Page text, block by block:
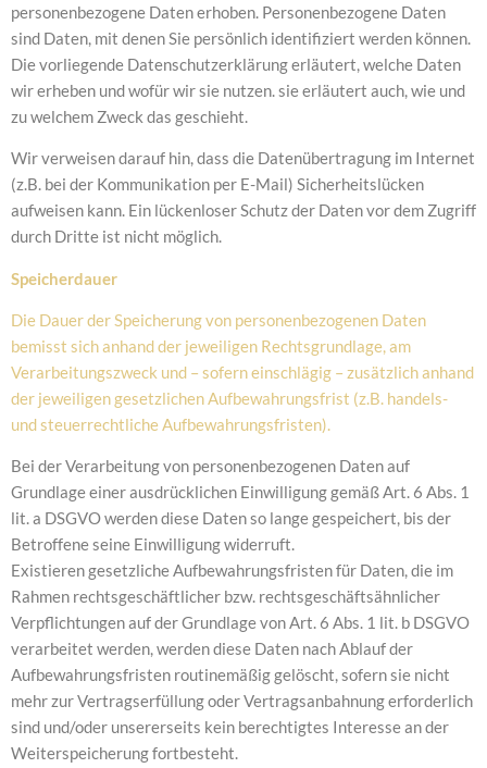
personenbezogene Daten erhoben. Personenbezogene Daten
sind Daten, mit denen Sie persönlich identifiziert werden können.
Die vorliegende Datenschutzerklärung erläutert, welche Daten
wir erheben und wofür wir sie nutzen. sie erläutert auch, wie und
zu welchem Zweck das geschieht.
Wir verweisen darauf hin, dass die Datenübertragung im Internet
(z.B. bei der Kommunikation per E-Mail) Sicherheitslücken
aufweisen kann. Ein lückenloser Schutz der Daten vor dem Zugriff
durch Dritte ist nicht möglich.
Speicherdauer
Die Dauer der Speicherung von personenbezogenen Daten
bemisst sich anhand der jeweiligen Rechtsgrundlage, am
Verarbeitungszweck und – sofern einschlägig – zusätzlich anhand
der jeweiligen gesetzlichen Aufbewahrungsfrist (z.B. handels-
und steuerrechtliche Aufbewahrungsfristen).
Bei der Verarbeitung von personenbezogenen Daten auf
Grundlage einer ausdrücklichen Einwilligung gemäß Art. 6 Abs. 1
lit. a DSGVO werden diese Daten so lange gespeichert, bis der
Betroffene seine Einwilligung widerruft.
Existieren gesetzliche Aufbewahrungsfristen für Daten, die im
Rahmen rechtsgeschäftlicher bzw. rechtsgeschäftsähnlicher
Verpflichtungen auf der Grundlage von Art. 6 Abs. 1 lit. b DSGVO
verarbeitet werden, werden diese Daten nach Ablauf der
Aufbewahrungsfristen routinemäßig gelöscht, sofern sie nicht
mehr zur Vertragserfüllung oder Vertragsanbahnung erforderlich
sind und/oder unsererseits kein berechtigtes Interesse an der
Weiterspeicherung fortbesteht.